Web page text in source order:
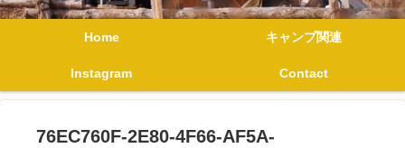
Home キャンプ関連
Instagram Contact
76EC760F-2E80-4F66-AF5A-